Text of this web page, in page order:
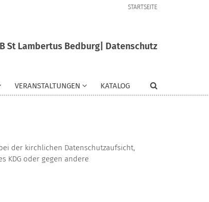
STARTSEITE
St Lambertus Bedburg| Datenschutz
VERANSTALTUNGEN KATALOG
der kirchlichen Datenschutzaufsicht,
KDG oder gegen andere